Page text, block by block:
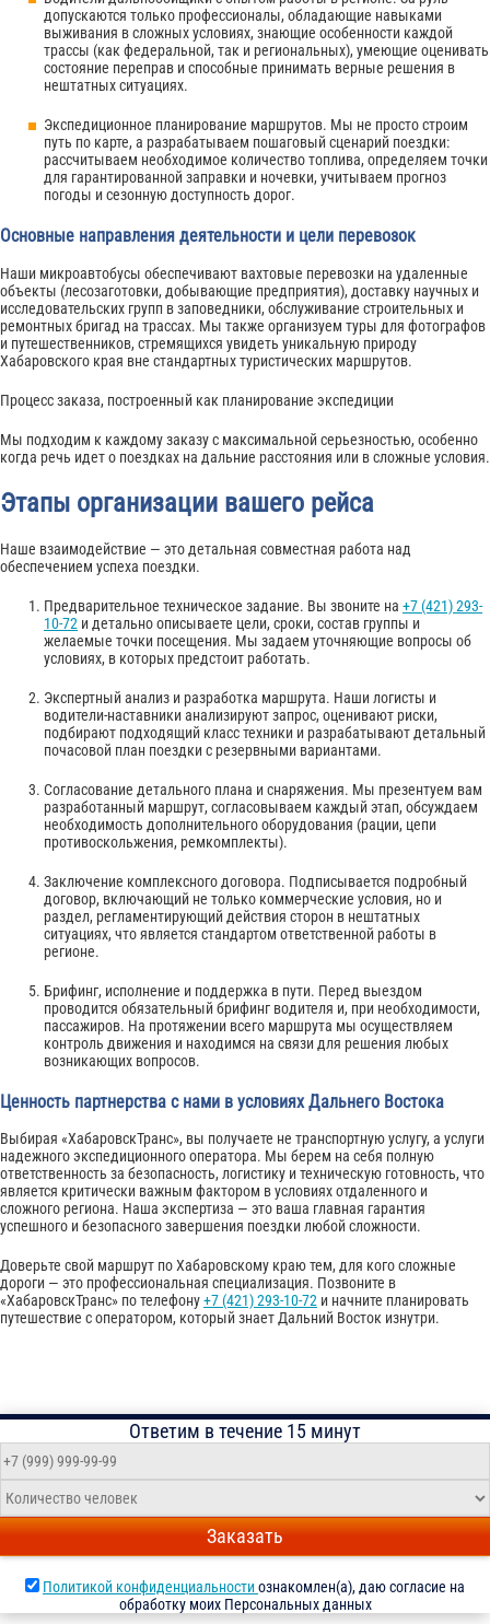
допускаются только профессионалы, обладающие навыками
выживания в сложных условиях, знающие особенности каждой
трассы (как федеральной, так и региональных), умеющие оценивать
состояние переправ и способные принимать верные решения в
нештатных ситуациях.
Экспедиционное планирование маршрутов. Мы не просто строим
путь по карте, а разрабатываем пошаговый сценарий поездки:
рассчитываем необходимое количество топлива, определяем точки
для гарантированной заправки и ночевки, учитываем прогноз
погоды и сезонную доступность дорог.
Основные направления деятельности и цели перевозок
Наши микроавтобусы обеспечивают вахтовые перевозки на удаленные
объекты (лесозаготовки, добывающие предприятия), доставку научных и
исследовательских групп в заповедники, обслуживание строительных и
ремонтных бригад на трассах. Мы также организуем туры для фотографов
и путешественников, стремящихся увидеть уникальную природу
Хабаровского края вне стандартных туристических маршрутов.
Процесс заказа, построенный как планирование экспедиции
Мы подходим к каждому заказу с максимальной серьезностью, особенно
когда речь идет о поездках на дальние расстояния или в сложные условия.
Этапы организации вашего рейса
Наше взаимодействие — это детальная совместная работа над
обеспечением успеха поездки.
Предварительное техническое задание. Вы звоните на +7 (421) 293-
10-72 и детально описываете цели, сроки, состав группы и
желаемые точки посещения. Мы задаем уточняющие вопросы об
условиях, в которых предстоит работать.
Экспертный анализ и разработка маршрута. Наши логисты и
водители-наставники анализируют запрос, оценивают риски,
подбирают подходящий класс техники и разрабатывают детальный
почасовой план поездки с резервными вариантами.
Согласование детального плана и снаряжения. Мы презентуем вам
разработанный маршрут, согласовываем каждый этап, обсуждаем
необходимость дополнительного оборудования (рации, цепи
противоскольжения, ремкомплекты).
Заключение комплексного договора. Подписывается подробный
договор, включающий не только коммерческие условия, но и
раздел, регламентирующий действия сторон в нештатных
ситуациях, что является стандартом ответственной работы в
регионе.
Брифинг, исполнение и поддержка в пути. Перед выездом
проводится обязательный брифинг водителя и, при необходимости,
пассажиров. На протяжении всего маршрута мы осуществляем
контроль движения и находимся на связи для решения любых
возникающих вопросов.
Ценность партнерства с нами в условиях Дальнего Востока
Выбирая «ХабаровскТранс», вы получаете не транспортную услугу, а услуги
надежного экспедиционного оператора. Мы берем на себя полную
ответственность за безопасность, логистику и техническую готовность, что
является критически важным фактором в условиях отдаленного и
сложного региона. Наша экспертиза — это ваша главная гарантия
успешного и безопасного завершения поездки любой сложности.
Доверьте свой маршрут по Хабаровскому краю тем, для кого сложные
дороги — это профессиональная специализация. Позвоните в
«ХабаровскТранс» по телефону+7 (421) 293-10-72 и начните планировать
путешествие с оператором, который знает Дальний Восток изнутри.
Ответим в течение 15 минут
Заказать
Политикой конфиденциальностиознакомлен(а), даю согласие на
обработку моих Персональных данных